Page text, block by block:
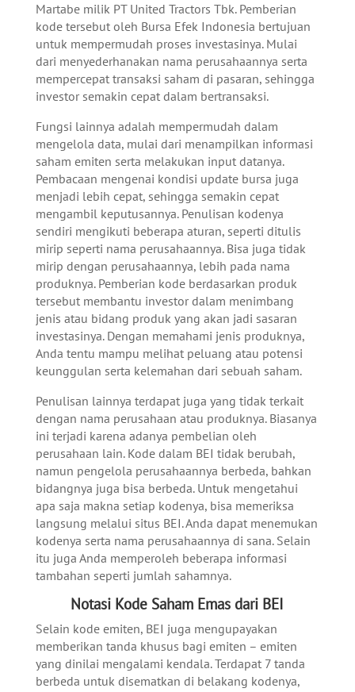
Martabe milik PT United Tractors Tbk. Pemberian
kode tersebut oleh Bursa Efek Indonesia bertujuan
untuk mempermudah proses investasinya. Mulai
dari menyederhanakan nama perusahaannya serta
mempercepat transaksi saham di pasaran, sehingga
investor semakin cepat dalam bertransaksi.
Fungsi lainnya adalah mempermudah dalam
mengelola data, mulai dari menampilkan informasi
saham emiten serta melakukan input datanya.
Pembacaan mengenai kondisi update bursa juga
menjadi lebih cepat, sehingga semakin cepat
mengambil keputusannya. Penulisan kodenya
sendiri mengikuti beberapa aturan, seperti ditulis
mirip seperti nama perusahaannya. Bisa juga tidak
mirip dengan perusahaannya, lebih pada nama
produknya. Pemberian kode berdasarkan produk
tersebut membantu investor dalam menimbang
jenis atau bidang produk yang akan jadi sasaran
investasinya. Dengan memahami jenis produknya,
Anda tentu mampu melihat peluang atau potensi
keunggulan serta kelemahan dari sebuah saham.
Penulisan lainnya terdapat juga yang tidak terkait
dengan nama perusahaan atau produknya. Biasanya
ini terjadi karena adanya pembelian oleh
perusahaan lain. Kode dalam BEI tidak berubah,
namun pengelola perusahaannya berbeda, bahkan
bidangnya juga bisa berbeda. Untuk mengetahui
apa saja makna setiap kodenya, bisa memeriksa
langsung melalui situs BEI. Anda dapat menemukan
kodenya serta nama perusahaannya di sana. Selain
itu juga Anda memperoleh beberapa informasi
tambahan seperti jumlah sahamnya.
Notasi Kode Saham Emas dari BEI
Selain kode emiten, BEI juga mengupayakan
memberikan tanda khusus bagi emiten – emiten
yang dinilai mengalami kendala. Terdapat 7 tanda
berbeda untuk disematkan di belakang kodenya,